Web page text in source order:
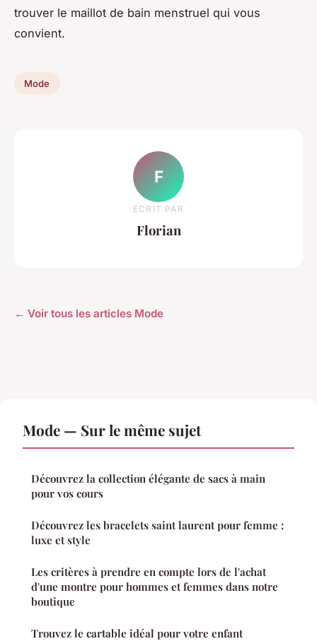
trouver le maillot de bain menstruel qui vous
convient.
Mode
F
ECRIT PAR
Florian
← Voir tous les articles Mode
Mode — Sur le même sujet
Découvrez la collection élégante de sacs à main
pour vos cours
Découvrez les bracelets saint laurent pour femme :
luxe et style
Les critères à prendre en compte lors de l'achat
d'une montre pour hommes et femmes dans notre
boutique
Trouvez le cartable idéal pour votre enfant